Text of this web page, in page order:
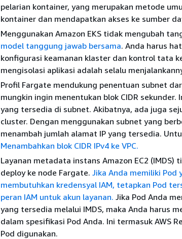
pelarian kontainer, yang merupakan metode
kontainer dan mendapatkan akses ke sumber
Menggunakan Amazon EKS tidak mengubah
model tanggung jawab bersama. Anda harus
konfigurasi keamanan klaster dan kontrol tata
mengisolasi aplikasi adalah selalu
Profil Fargate mendukung penentuan subnet
mungkin ingin menentukan blok CIDR sekunder.
yang tersedia di subnet. Akibatnya, ada juga
cluster. Dengan menggunakan subnet yang
menambah jumlah alamat IP yang tersedia.
Menambahkan blok CIDR IPv4 ke VPC.
Layanan metadata instans Amazon EC2
deploy ke node Fargate. Jika Anda memiliki Pod
membutuhkan kredensyal IAM, tetapkan Pod
peran IAM untuk akun layanan. Jika Pod Anda
yang tersedia melalui IMDS, maka Anda harus
dalam spesifikasi Pod Anda. Ini termasuk AWS
Pod digunakan.